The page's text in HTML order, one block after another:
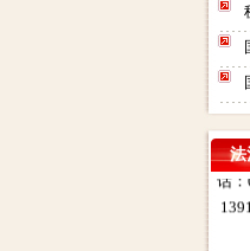
法
号
传
报
北
他
话
法治日报遗失
告联系人电话
登报